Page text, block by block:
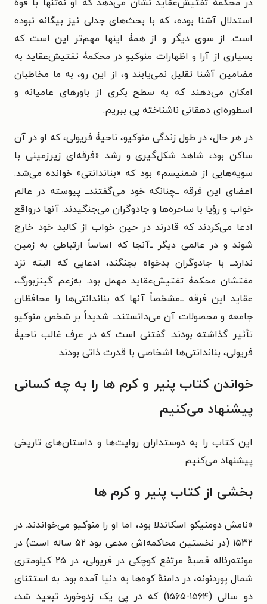
در محکمۀ تفتیش‌عقاید نشان می‌دهد که او نه‌تنها با قوۀ
استدلال آشنا بوده، که با بحث‌های جدلی نیز بیگانه نبوده
است. از سوی دیگر و از همۀ اینها مهم‌تر این است که
بسیاری از آرا و اظهارات منوکیو در محکمۀ تفتیش‌عقاید به
مضامین آشنا تقلیل نمی‌یابند و، از این رو، به ما مخاطبان
امکان می‌دهند که به سطح بکری از باورهای عامیانه و
اسطوره‌ای دهقانی ناشناخته پی ببریم.
در هر حال، در طول زندگی منوکیو، ناحیۀ فریولی، که او در آن
ساکن بود، شاهد شکل‌گیری و رشد «فرقه‌ای زیرزمینی با
سویه‌هایی از شمنیسم» بود که «بناندانتی» خوانده می‌شد.
اعضای این فرقه ــ‌‌چنانکه خود می‌گفتند‌ــ پیوسته در عالم
خواب و رؤیا با ساحره‌ها و جادوگران می‌جنگیدند. آنها درواقع
ادعا می‌کردند که قادرند در حین خواب از کالبد خود خارج
شوند و در عالمی دیگر ‌ــ‌آنجا که اساساً ارتباطی به زمین
ندارد‌ــ با جادوگران بدخواه بجنگند، ادعایی که البته نزد
مفتشان محکمۀ تفتیش‌عقاید مهمل بود. به‌زعم گینزبورگ،
عقاید این فرقه ــ‌مشخصاً آنها که بناندانتی‌ها را محافظان
جامعه و محصولات آن می‌دانستند‌ــ شدیداً بر شخص منوکیو
تأثیر گذاشته بودند. گفتنی است که در عرف غالب ناحیۀ
فریولی، بناندانتی‌ها اشخاصی با قدرت ذاتی بودند.
خواندن کتاب پنیر و کرم ها را به چه کسانی
پیشنهاد می‌کنیم
این کتاب را به دوستداران روایت‌ها و داستان‌های تاریخی
پیشنهاد می‌کنیم.
بخشی از کتاب پنیر و کرم ها
«نامش دومنیکو اسکاندلا بود، اما او را منوکیو می‌خواندند. در
۱۵۳۲ (در نخستین محاکمه‌اش مدعی بود ۵۲ ساله است) در
مونته‌رئاله قصبهٔ مرتفع کوچکی در فریولی، در ۲۵ کیلومتری
شمال پوردنونه، در دامنهٔ کوه‌ها به دنیا آمده بود. به استثنای
دو سالی (۱۵۶۴-۱۵۶۵) که در پی یک زدوخورد تبعید شد،